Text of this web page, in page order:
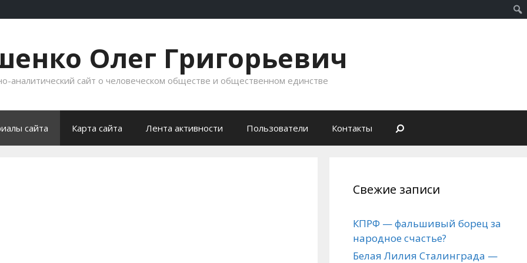
Олег Григорьевич
аналитический сайт о человеческом обществе и общественном единстве
сайта Карта сайта Лента активности Пользователи Контакты
Свежие записи
КПРФ — фальшивый борец за
народное счастье?
Белая Лилия Сталинграда —